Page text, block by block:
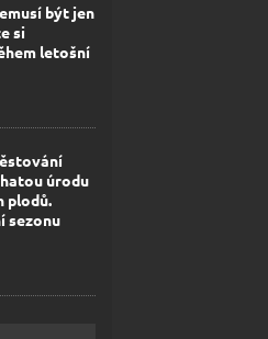
být jen
si
letošní
úrodu
plodů.
sezonu